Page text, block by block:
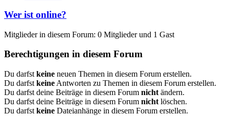
Wer ist online?
Mitglieder in diesem Forum: 0 Mitglieder und 1 Gast
Berechtigungen in diesem Forum
Du darfst keine neuen Themen in diesem Forum erstellen.
Du darfst keine Antworten zu Themen in diesem Forum erstellen.
Du darfst deine Beiträge in diesem Forum nicht ändern.
Du darfst deine Beiträge in diesem Forum nicht löschen.
Du darfst keine Dateianhänge in diesem Forum erstellen.